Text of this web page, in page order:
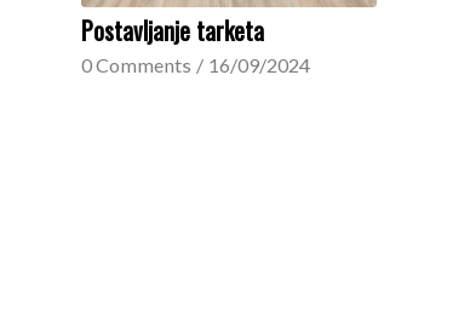
Postavljanje tarketa
0 Comments / 16/09/2024